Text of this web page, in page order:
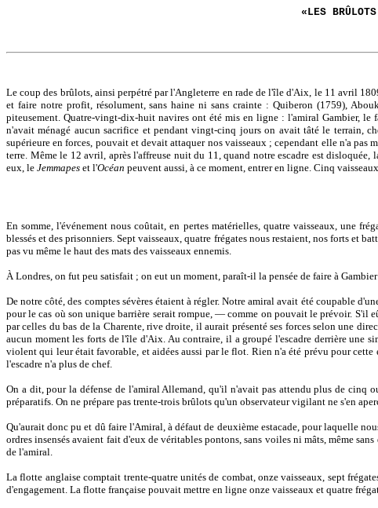
«LES
Le coup des brûlots, ainsi perpétré par l'Angleterre en rade de l'île d'Aix, le 11 avril
et faire notre profit, résolument, sans haine ni sans crainte : Quiberon (1759),
piteusement. Quatre-vingt-dix-huit navires ont été mis en ligne : l'amiral Gambier, le
n'avait ménagé aucun sacrifice et pendant vingt-cinq jours on avait tâté le terrain,
supérieure en forces, pouvait et devait attaquer nos vaisseaux ; cependant elle n'a pas
terre. Même le 12 avril, après l'affreuse nuit du 11, quand notre escadre est
eux, le Jemmapes et l'Océan peuvent aussi, à ce moment, entrer en ligne. Cinq
En somme, l'événement nous coûtait, en pertes matérielles, quatre vaisseaux, une
blessés et des prisonniers. Sept vaisseaux, quatre frégates nous restaient, nos forts et
pas vu même le haut des mats des vaisseaux ennemis.
À Londres, on fut peu satisfait ; on eut un moment, paraît-il la pensée de faire à
De notre côté, des comptes sévères étaient à régler. Notre amiral avait été coupable
pour le cas où son unique barrière serait rompue, — comme on pouvait le prévoir. S'il
par celles du bas de la Charente, rive droite, il aurait présenté ses forces selon une
aucun moment les forts de l'île d'Aix. Au contraire, il a groupé l'escadre derrière une
violent qui leur était favorable, et aidées aussi par le flot. Rien n'a été prévu pour
l'escadre n'a plus de chef.
On a dit, pour la défense de l'amiral Allemand, qu'il n'avait pas attendu plus de cinq
préparatifs. On ne prépare pas trente-trois brûlots qu'un observateur vigilant ne s'en
Qu'aurait donc pu et dû faire l'Amiral, à défaut de deuxième estacade, pour laquelle
ordres insensés avaient fait d'eux de véritables pontons, sans voiles ni mâts, même
de l'amiral.
La flotte anglaise comptait trente-quatre unités de combat, onze vaisseaux, sept
d'engagement. La flotte française pouvait mettre en ligne onze vaisseaux et quatre